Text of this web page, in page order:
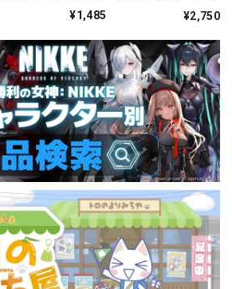
¥1,485 ¥2,750